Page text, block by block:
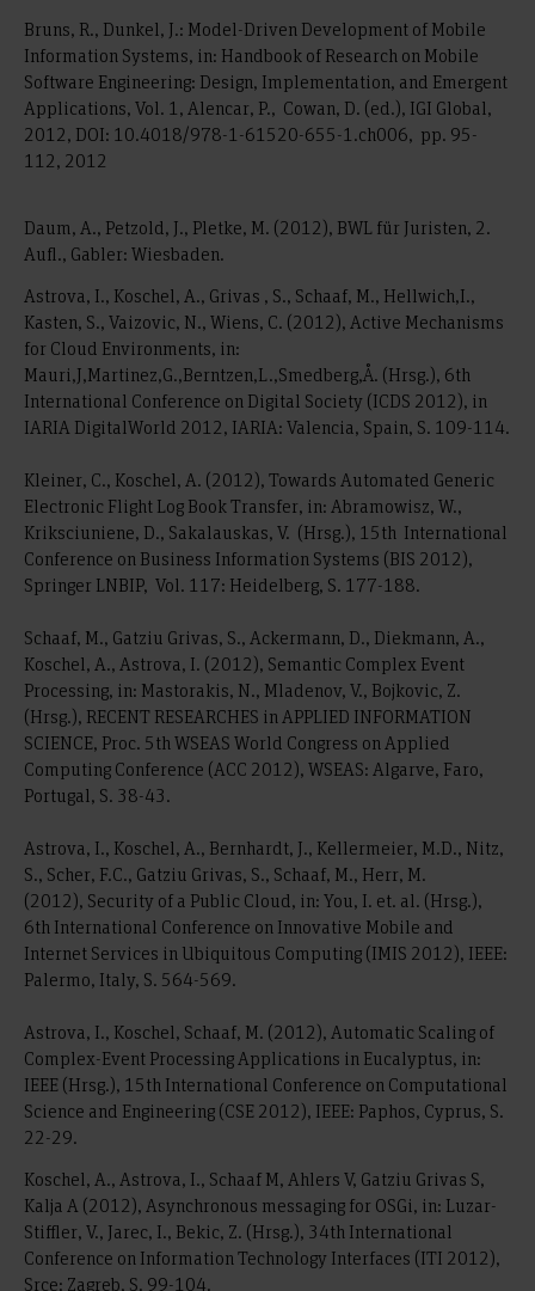
Bruns, R., Dunkel, J.: Model-Driven Development of Mobile
Information Systems, in: Handbook of Research on Mobile
Software Engineering: Design, Implementation, and Emergent
Applications, Vol. 1, Alencar, P., Cowan, D. (ed.), IGI Global,
2012, DOI: 10.4018/978-1-61520-655-1.ch006, pp. 95-
112, 2012
Daum, A., Petzold, J., Pletke, M. (2012), BWL für Juristen, 2.
Aufl., Gabler: Wiesbaden.
Astrova, I., Koschel, A., Grivas , S., Schaaf, M., Hellwich,I.,
Kasten, S., Vaizovic, N., Wiens, C. (2012), Active Mechanisms
for Cloud Environments, in:
Mauri,J,Martinez,G.,Berntzen,L.,Smedberg,Å. (Hrsg.), 6th
International Conference on Digital Society (ICDS 2012), in
IARIA DigitalWorld 2012, IARIA: Valencia, Spain, S. 109-114.
Kleiner, C., Koschel, A. (2012), Towards Automated Generic
Electronic Flight Log Book Transfer, in: Abramowisz, W.,
Kriksciuniene, D., Sakalauskas, V. (Hrsg.), 15th International
Conference on Business Information Systems (BIS 2012),
Springer LNBIP, Vol. 117: Heidelberg, S. 177-188.
Schaaf, M., Gatziu Grivas, S., Ackermann, D., Diekmann, A.,
Koschel, A., Astrova, I. (2012), Semantic Complex Event
Processing, in: Mastorakis, N., Mladenov, V., Bojkovic, Z.
(Hrsg.), RECENT RESEARCHES in APPLIED INFORMATION
SCIENCE, Proc. 5th WSEAS World Congress on Applied
Computing Conference (ACC 2012), WSEAS: Algarve, Faro,
Portugal, S. 38-43.
Astrova, I., Koschel, A., Bernhardt, J., Kellermeier, M.D., Nitz,
S., Scher, F.C., Gatziu Grivas, S., Schaaf, M., Herr, M.
(2012), Security of a Public Cloud, in: You, I. et. al. (Hrsg.),
6th International Conference on Innovative Mobile and
Internet Services in Ubiquitous Computing (IMIS 2012), IEEE:
Palermo, Italy, S. 564-569.
Astrova, I., Koschel, Schaaf, M. (2012), Automatic Scaling of
Complex-Event Processing Applications in Eucalyptus, in:
IEEE (Hrsg.), 15th International Conference on Computational
Science and Engineering (CSE 2012), IEEE: Paphos, Cyprus, S.
22-29.
Koschel, A., Astrova, I., Schaaf M, Ahlers V, Gatziu Grivas S,
Kalja A (2012), Asynchronous messaging for OSGi, in: Luzar-
Stiffler, V., Jarec, I., Bekic, Z. (Hrsg.), 34th International
Conference on Information Technology Interfaces (ITI 2012),
Srce: Zagreb, S. 99-104.